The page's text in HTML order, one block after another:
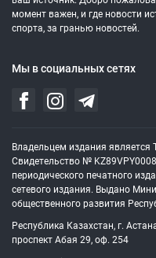
момент важен, и где новости
спорта, за гранью новостей.
Мы в социальных сетях
Владельцем издания является
Свидетельство №
периодического печатного
сетевого издания. Выдано
общественного развития
Республика Казахстан, г.
проспект Абая 29, оф. 254